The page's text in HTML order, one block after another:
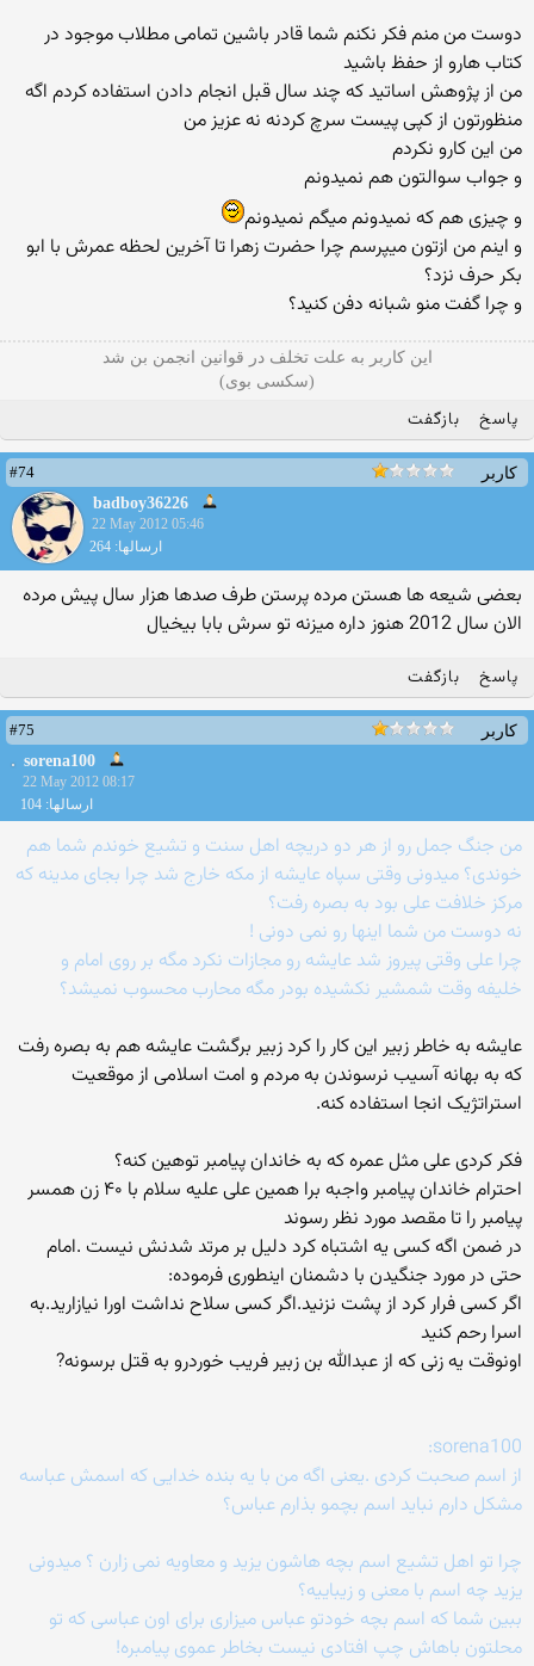
دوست من منم فکر نکنم شما قادر باشین تمامی مطلاب موجود در
کتاب هارو از حفظ باشید
من از پژوهش اساتید که چند سال قبل انجام دادن استفاده کردم اگه
منظورتون از کپی پیست سرچ کردنه نه عزیز من
من این کارو نکردم
و جواب سوالتون هم نمیدونم
و چیزی هم که نمیدونم میگم نمیدونم
و اینم من ازتون میپرسم چرا حضرت زهرا تا آخرین لحظه عمرش با ابو
بکر حرف نزد؟
و چرا گفت منو شبانه دفن کنید؟
این کاربر به علت تخلف در قوانین انجمن بن شد
(سکسی بوی)
پاسخ بازگفت
کاربر
#74
badboy36226
22 May 2012 05:46
ارسالها: 264
بعضی شیعه ها هستن مرده پرستن طرف صدها هزار سال پیش مرده
الان سال 2012 هنوز داره میزنه تو سرش بابا بیخیال
پاسخ بازگفت
کاربر
#75
sorena100
22 May 2012 08:17
ارسالها: 104
من جنگ جمل رو از هر دو دریچه اهل سنت و تشیع خوندم شما هم
خوندی؟ میدونی وقتی سپاه عایشه از مکه خارج شد چرا بجای مدینه که
مرکز خلافت علی بود به بصره رفت؟
نه دوست من شما اینها رو نمی دونی !
چرا علی وقتی پیروز شد عایشه رو مجازات نکرد مگه بر روی امام و
خلیفه وقت شمشیر نکشیده بودر مگه محارب محسوب نمیشد؟
عایشه به خاطر زبیر این کار را کرد زبیر برگشت عایشه هم به بصره رفت
که به بهانه آسیب نرسوندن به مردم و امت اسلامی از موقعیت
استراتژیک انجا استفاده کنه.
فکر کردی علی مثل عمره که به خاندان پیامبر توهین کنه؟
احترام خاندان پیامبر واجبه برا همین علی علیه سلام با ۴۰ زن همسر
پیامبر را تا مقصد مورد نظر رسوند
در ضمن اگه کسی یه اشتباه کرد دلیل بر مرتد شدنش نیست .امام
حتی در مورد جنگیدن با دشمنان اینطوری فرموده:
اگر کسی فرار کرد از پشت نزنید.اگر کسی سلاح نداشت اورا نیازارید.به
اسرا رحم کنید
اونوقت یه زنی که از عبدالله بن زبیر فریب خوردرو به قتل برسونه?
sorena100:
از اسم صحبت کردی .یعنی اگه من با یه بنده خدایی که اسمش عباسه
مشکل دارم نباید اسم بچمو بذارم عباس؟
چرا تو اهل تشیع اسم بچه هاشون یزید و معاویه نمی زارن ؟ میدونی
یزید چه اسم با معنی و زیباییه؟
ببین شما که اسم بچه خودتو عباس میزاری برای اون عباسی که تو
محلتون باهاش چپ افتادی نیست بخاطر عموی پیامبره!